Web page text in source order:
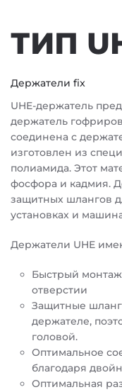
ТИП
Держатели fix
UHE-держатель
держатель
соединена с
изготовлен из
полиамида. Этот
фосфора и кадмия.
защитных шлангов
установках и
Держатели UHE
Быстрый
отверстии
Защитные
держателе,
головой.
Оптимальное
благодаря
Оптимальная